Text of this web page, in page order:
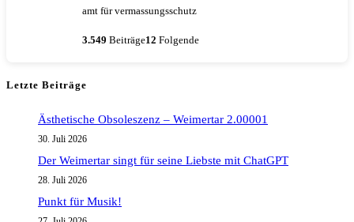
amt für vermassungsschutz
3.549 Beiträge12 Folgende
Letzte Beiträge
Ästhetische Obsoleszenz – Weimertar 2.00001
30. Juli 2026
Der Weimertar singt für seine Liebste mit ChatGPT
28. Juli 2026
Punkt für Musik!